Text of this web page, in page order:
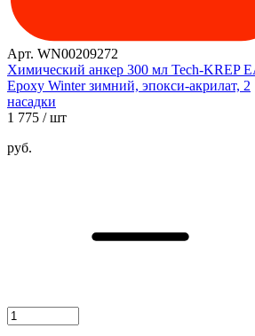
Арт. WN00209272
Химический анкер 300 мл Tech-KREP
Epoxy Winter зимний, эпокси-акрилат, 2
насадки
1 775 / шт
руб.